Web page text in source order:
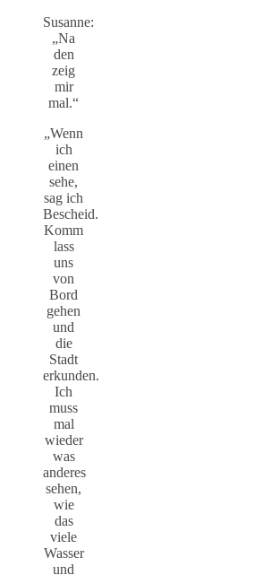
Susanne:
„Na
den
zeig
mir
mal.“
„Wenn
ich
einen
sehe,
sag ich
Bescheid.
Komm
lass
uns
von
Bord
gehen
und
die
Stadt
erkunden.
Ich
muss
mal
wieder
was
anderes
sehen,
wie
das
viele
Wasser
und